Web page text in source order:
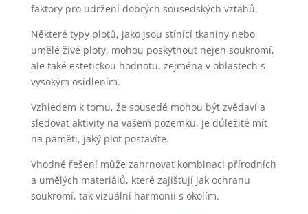
faktory pro udržení dobrých sousedských vztahů.
Některé typy plotů, jako jsou stínící tkaniny nebo
umělé živé ploty, mohou poskytnout nejen soukromí,
ale také estetickou hodnotu, zejména v oblastech s
vysokým osídlením.
Vzhledem k tomu, že sousedé mohou být zvědaví a
sledovat aktivity na vašem pozemku, je důležité mít
na paměti, jaký plot postavíte.
Vhodné řešení může zahrnovat kombinaci přírodních
a umělých materiálů, které zajišťují jak ochranu
soukromí, tak vizuální harmonii s okolím.